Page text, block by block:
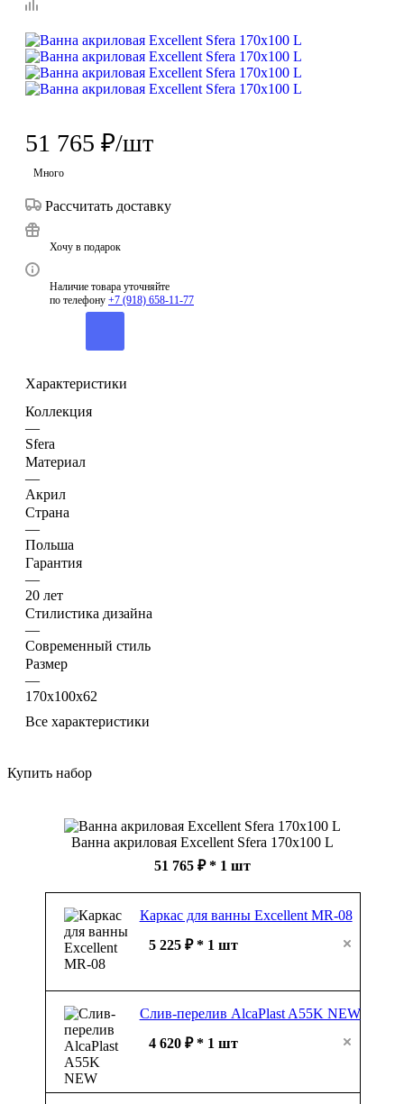
51 765₽/шт
по телефону+7 (918) 658-11-77
—
Sfera
Материал
—
Акрил
Страна
—
Польша
Гарантия
—
20 лет
Стилистика дизайна
—
Современный стиль
Размер
—
170х100х62
Все характеристики
Купить набор
Каркас для ванны Excellent MR-08
5 225 ₽ * 1 шт
4 620 ₽ * 1 шт